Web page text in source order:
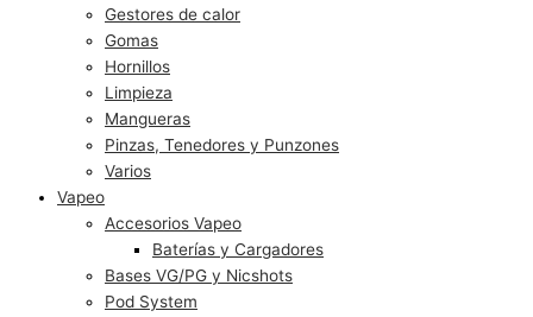
Gestores de calor
Gomas
Hornillos
Limpieza
Mangueras
Pinzas, Tenedores y Punzones
Varios
Vapeo
Accesorios Vapeo
Baterías y Cargadores
Bases VG/PG y Nicshots
Pod System